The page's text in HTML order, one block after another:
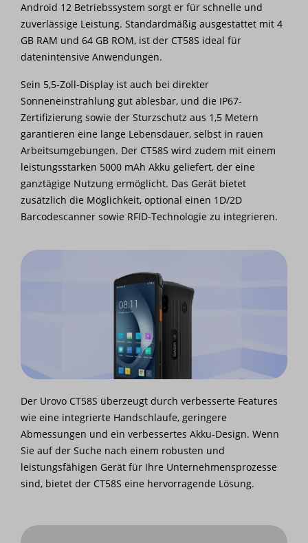
Android 12 Betriebssystem sorgt er für schnelle und
zuverlässige Leistung. Standardmäßig ausgestattet mit 4
GB RAM und 64 GB ROM, ist der CT58S ideal für
datenintensive Anwendungen.
Sein 5,5-Zoll-Display ist auch bei direkter
Sonneneinstrahlung gut ablesbar, und die IP67-
Zertifizierung sowie der Sturzschutz aus 1,5 Metern
garantieren eine lange Lebensdauer, selbst in rauen
Arbeitsumgebungen. Der CT58S wird zudem mit einem
leistungsstarken 5000 mAh Akku geliefert, der eine
ganztägige Nutzung ermöglicht. Das Gerät bietet
zusätzlich die Möglichkeit, optional einen 1D/2D
Barcodescanner sowie RFID-Technologie zu integrieren.
Der Urovo CT58S überzeugt durch verbesserte Features
wie eine integrierte Handschlaufe, geringere
Abmessungen und ein verbessertes Akku-Design. Wenn
Sie auf der Suche nach einem robusten und
leistungsfähigen Gerät für Ihre Unternehmensprozesse
sind, bietet der CT58S eine hervorragende Lösung.